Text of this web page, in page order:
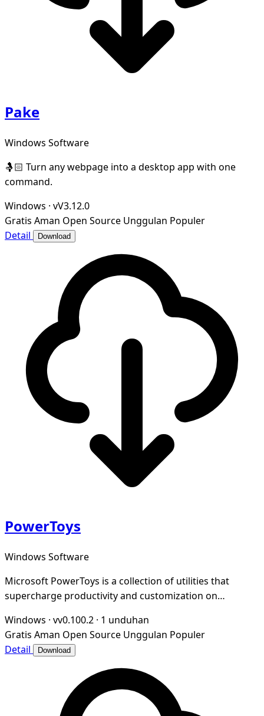
Pake
Windows Software
🤱🏻 Turn any webpage into a desktop app with one
command.
Windows · vV3.12.0
Gratis Aman Open Source Unggulan Populer
Detail
Download
PowerToys
Windows Software
Microsoft PowerToys is a collection of utilities that
supercharge productivity and customization on
Windows · vv0.100.2 · 1 unduhan
Gratis Aman Open Source Unggulan Populer
Detail
Download